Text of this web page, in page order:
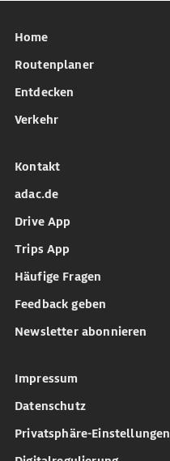
Home
Routenplaner
Entdecken
Verkehr
Kontakt
adac.de
Drive App
Trips App
Häufige Fragen
Feedback geben
Newsletter abonnieren
Impressum
Datenschutz
Privatsphäre-Einstellungen